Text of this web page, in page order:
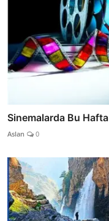
Sinemalarda Bu Hafta
Aslan 0